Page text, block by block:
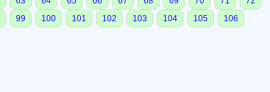
99 100 101 102 103 104 105
106